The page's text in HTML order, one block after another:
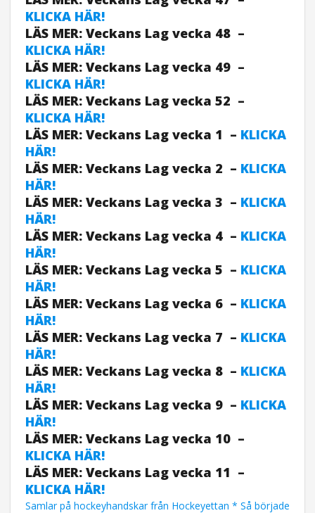
KLICKA HÄR!
LÄS MER: Veckans Lag vecka 48 –
KLICKA HÄR!
LÄS MER: Veckans Lag vecka 49 –
KLICKA HÄR!
LÄS MER: Veckans Lag vecka 52 –
KLICKA HÄR!
LÄS MER: Veckans Lag vecka 1 – KLICKA
HÄR!
LÄS MER: Veckans Lag vecka 2 – KLICKA
HÄR!
LÄS MER: Veckans Lag vecka 3 – KLICKA
HÄR!
LÄS MER: Veckans Lag vecka 4 – KLICKA
HÄR!
LÄS MER: Veckans Lag vecka 5 – KLICKA
HÄR!
LÄS MER: Veckans Lag vecka 6 – KLICKA
HÄR!
LÄS MER: Veckans Lag vecka 7 – KLICKA
HÄR!
LÄS MER: Veckans Lag vecka 8 – KLICKA
HÄR!
LÄS MER: Veckans Lag vecka 9 – KLICKA
HÄR!
LÄS MER: Veckans Lag vecka 10 –
KLICKA HÄR!
LÄS MER: Veckans Lag vecka 11 –
KLICKA HÄR!
Samlar på hockeyhandskar från Hockeyettan * Så började